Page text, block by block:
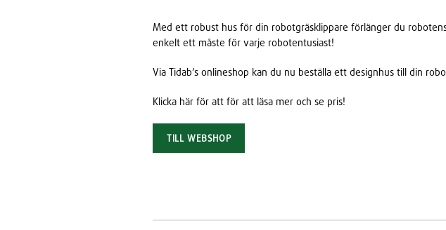
Med ett robust hus för din robotgräsklippare förlänger du
enkelt ett måste för varje robotentusiast!
Via Tidab’s onlineshop kan du nu beställa ett designhus till din
Klicka här för att för att läsa mer och se pris!
TILL WEBSHOP